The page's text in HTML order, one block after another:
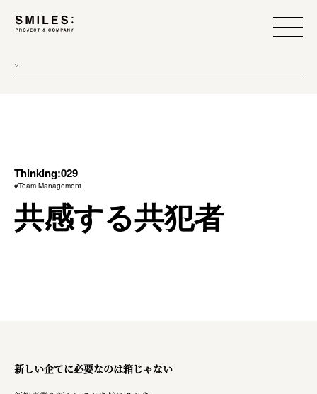
scope
process
team management
Thinking:029
#Team Management
共感する共犯者
新しい企てに必要なのは箱じゃない